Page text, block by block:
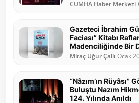
CUMHA Haber Merkezi
Gazeteci İbrahim
Faciası” Kitabı
Madenciliğinde Bir
Miraç Uğur Çallı Ocak
“Nâzım’ın
Buluştu Nazım
124. Yılında Anıldı